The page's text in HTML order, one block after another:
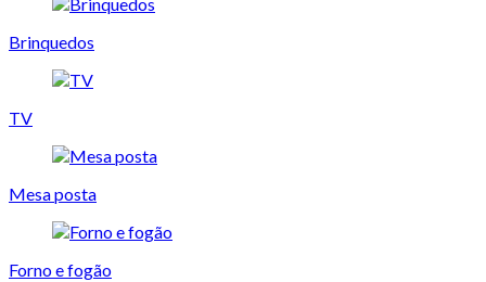
Brinquedos
TV
Mesa posta
Forno e fogão